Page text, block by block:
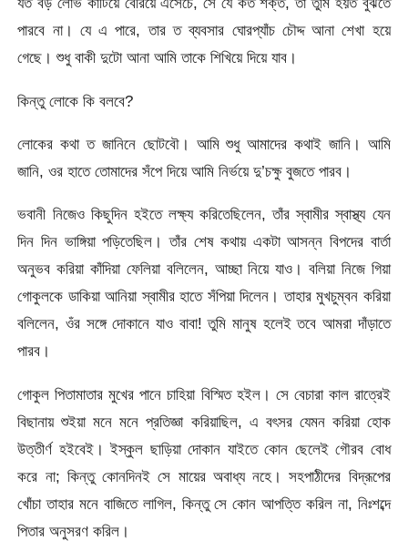
পারবে না। যে এ পারে, তার ত ব্যবসার ঘোরপ্যাঁচ চৌদ্দ আনা শেখা হয়ে
গেছে। শুধু বাকী দুটো আনা আমি তাকে শিখিয়ে দিয়ে যাব।
কিন্তু লোকে কি বলবে?
লোকের কথা ত জানিনে ছোটবৌ। আমি শুধু আমাদের কথাই জানি। আমি
জানি, ওর হাতে তোমাদের সঁপে দিয়ে আমি নির্ভয়ে দু’চক্ষু বুজতে পারব।
ভবানী নিজেও কিছুদিন হইতে লক্ষ্য করিতেছিলেন, তাঁর স্বামীর স্বাস্থ্য যেন
দিন দিন ভাঙ্গিয়া পড়িতেছিল। তাঁর শেষ কথায় একটা আসন্ন বিপদের বার্তা
অনুভব করিয়া কাঁদিয়া ফেলিয়া বলিলেন, আচ্ছা নিয়ে যাও। বলিয়া নিজে গিয়া
গোকুলকে ডাকিয়া আনিয়া স্বামীর হাতে সঁপিয়া দিলেন। তাহার মুখচুম্বন করিয়া
বলিলেন, ওঁর সঙ্গে দোকানে যাও বাবা! তুমি মানুষ হলেই তবে আমরা দাঁড়াতে
পারব।
গোকুল পিতামাতার মুখের পানে চাহিয়া বিস্মিত হইল। সে বেচারা কাল রাত্রেই
বিছানায় শুইয়া মনে মনে প্রতিজ্ঞা করিয়াছিল, এ বৎসর যেমন করিয়া হোক
উত্তীর্ণ হইবেই। ইস্কুল ছাড়িয়া দোকান যাইতে কোন ছেলেই গৌরব বোধ
করে না; কিন্তু কোনদিনই সে মায়ের অবাধ্য নহে। সহপাঠীদের বিদ্রূপের
খোঁচা তাহার মনে বাজিতে লাগিল, কিন্তু সে কোন আপত্তি করিল না, নিঃশব্দে
পিতার অনুসরণ করিল।